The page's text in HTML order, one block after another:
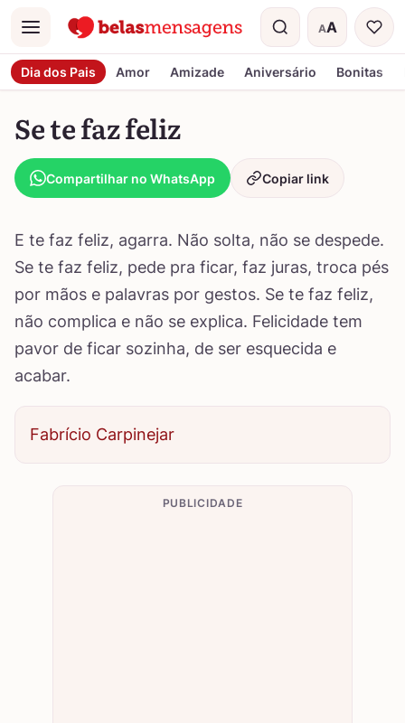
Menu AA
Tamanho do
Dia dos Pais Amor Amizade Aniversário Bonitas
Se te faz feliz
Compartilhar no WhatsApp Copiar link
E te faz feliz, agarra. Não solta, não se despede.
Se te faz feliz, pede pra ficar, faz juras, troca pés
por mãos e palavras por gestos. Se te faz feliz,
não complica e não se explica. Felicidade tem
pavor de ficar sozinha, de ser esquecida e
acabar.
Fabrício Carpinejar
PUBLICIDADE